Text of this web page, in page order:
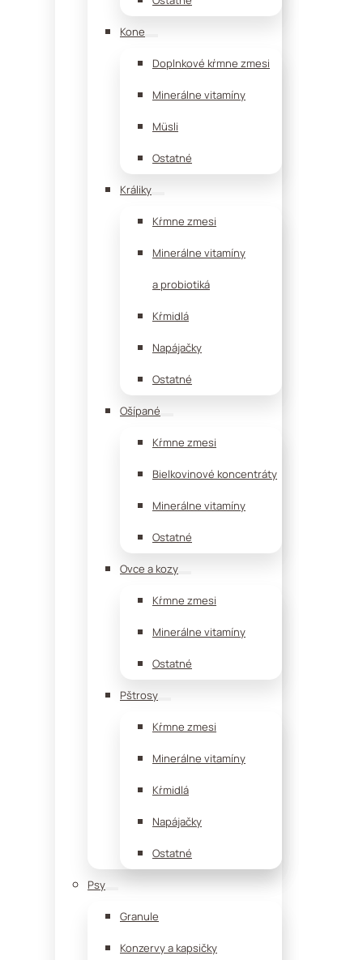
Kone
Doplnkové kŕmne zmesi
Minerálne vitamíny
Müsli
Ostatné
Králiky
Kŕmne zmesi
Minerálne vitamíny
a probiotiká
Kŕmidlá
Napájačky
Ostatné
Ošípané
Kŕmne zmesi
Bielkovinové koncentráty
Minerálne vitamíny
Ostatné
Ovce a kozy
Kŕmne zmesi
Minerálne vitamíny
Ostatné
Pštrosy
Kŕmne zmesi
Minerálne vitamíny
Kŕmidlá
Napájačky
Ostatné
Psy
Granule
Konzervy a kapsičky